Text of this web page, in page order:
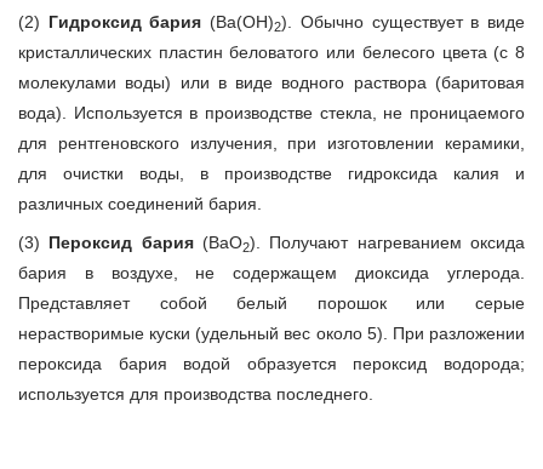
(2) Гидроксид бария (Ba(OH)2). Обычно существует в виде
кристаллических пластин беловатого или белесого цвета (с 8
молекулами воды) или в виде водного раствора (баритовая
вода). Используется в производстве стекла, не проницаемого
для рентгеновского излучения, при изготовлении керамики,
для очистки воды, в производстве гидроксида калия и
различных соединений бария.
(3) Пероксид бария (BaO2). Получают нагреванием оксида
бария в воздухе, не содержащем диоксида углерода.
Представляет собой белый порошок или серые
нерастворимые куски (удельный вес около 5). При разложении
пероксида бария водой образуется пероксид водорода;
используется для производства последнего.